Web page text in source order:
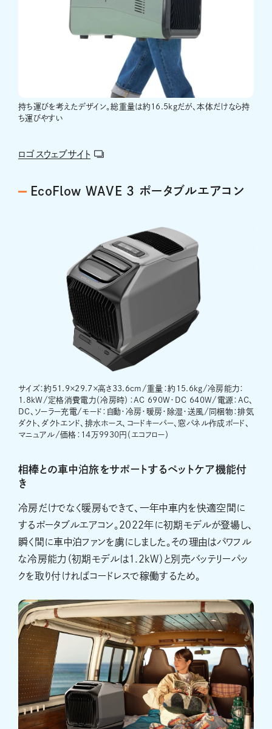
持ち運びを考えたデザイン。総重量は約16.5kgだが、本体だけなら持
ち運びやすい
ロゴスウェブサイト
EcoFlow WAVE 3 ポータブルエアコン
サイズ：約51.9×29.7×高さ33.6cm/重量：約15.6kg/冷房能力：
1.8kW/定格消費電力（冷房時）：AC 690W・DC 640W/電源：AC、
DC、ソーラー充電/モード：自動・冷房・暖房・除湿・送風/同梱物：排気
ダクト、ダクトエンド、排水ホース、コードキーパー、窓パネル作成ボード、
マニュアル/価格：14万9930円（エコフロー）
相棒との車中泊旅をサポートするペットケア機能付
き
冷房だけでなく暖房もできて、一年中車内を快適空間に
するポータブルエアコン。2022年に初期モデルが登場し、
瞬く間に車中泊ファンを虜にしました。その理由はパワフル
な冷房能力（初期モデルは1.2kW）と別売バッテリーパッ
クを取り付ければコードレスで稼働するため。